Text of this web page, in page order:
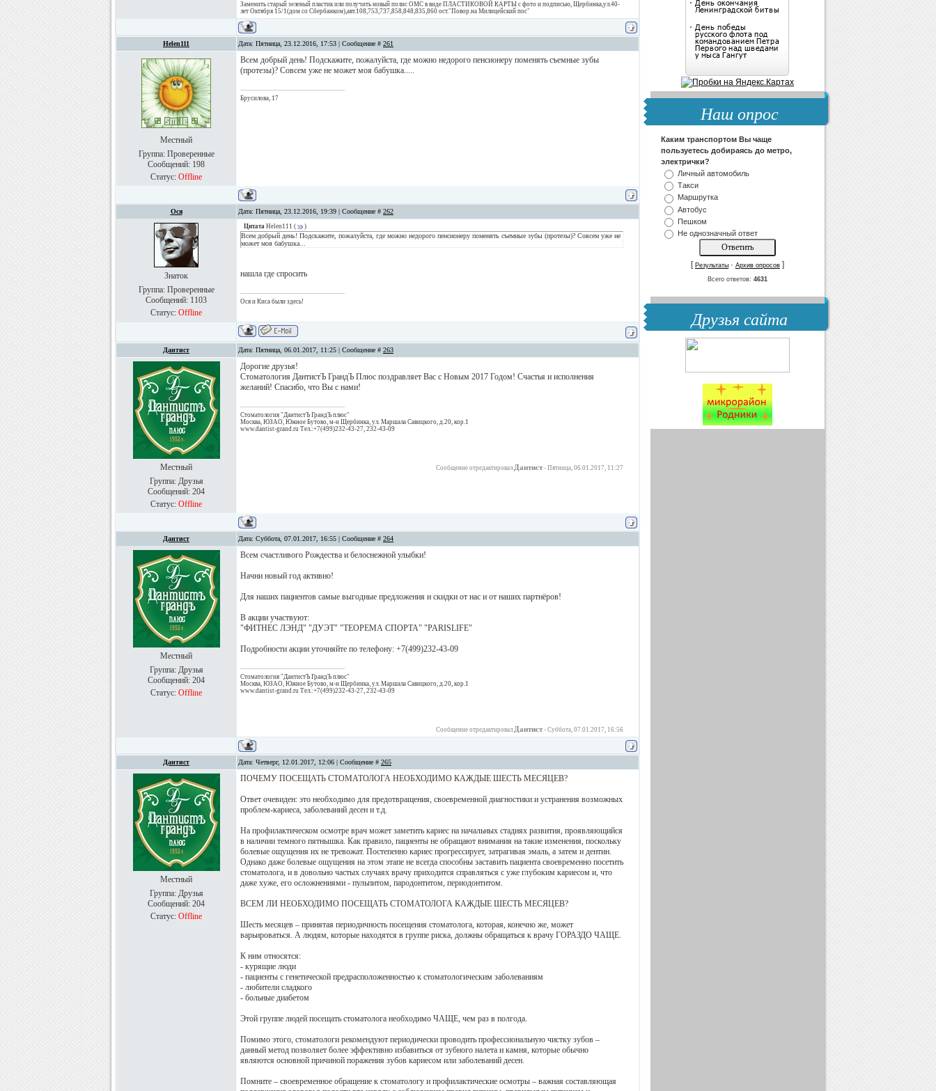
Заменить старый зеленый пластик или получить новый полис ОМС в виде ПЛАСТИКОВОЙ КАРТЫ с фото и подписью, Щербинка,ул.40-
лет Октября 15/1(дом со Сбербанком),авт.108,753,737,858,848,835,860 ост."Повор.на Милицейский пос"
Helen111 Дата: Пятница, 23.12.2016, 17:53 | Сообщение # 261
Местный
Группа: Проверенные
Сообщений: 198
Статус: Offline
Всем добрый день! Подскажите, пожалуйста, где можно недорого пенсионеру поменять съемные зубы
(протезы)? Совсем уже не может моя бабушка.....
Брусилова, 17
Ося Дата: Пятница, 23.12.2016, 19:39 | Сообщение # 262
Знаток
Группа: Проверенные
Сообщений: 1103
Статус: Offline
Цитата Helen111 ( )
Всем добрый день! Подскажите, пожалуйста, где можно недорого пенсионеру поменять съемные зубы (протезы)? Совсем уже не
может моя бабушка...
нашла где спросить
Ося и Киса были здесь!
Дантист Дата: Пятница, 06.01.2017, 11:25 | Сообщение # 263
Местный
Группа: Друзья
Сообщений: 204
Статус: Offline
Дорогие друзья!
Стоматология ДантистЪ ГрандЪ Плюс поздравляет Вас с Новым 2017 Годом! Счастья и исполнения
желаний! Спасибо, что Вы с нами!
Стоматология "ДантистЪ ГрандЪ плюс"
Москва, ЮЗАО, Южное Бутово, м-н Щербинка, ул. Маршала Савицкого, д.20, кор.1
www.dantist-grand.ru Тел.:+7(499)232-43-27, 232-43-09
Сообщение отредактировал Дантист- Пятница, 06.01.2017, 11:27
Дантист Дата: Суббота, 07.01.2017, 16:55 | Сообщение # 264
Местный
Группа: Друзья
Сообщений: 204
Статус: Offline
Всем счастливого Рождества и белоснежной улыбки!
Начни новый год активно!
Для наших пациентов самые выгодные предложения и скидки от нас и от наших партнёров!
В акции участвуют:
"ФИТНЕС ЛЭНД" "ДУЭТ" "ТЕОРЕМА СПОРТА" "PARISLIFE"
Подробности акции уточняйте по телефону: +7(499)232-43-09
Стоматология "ДантистЪ ГрандЪ плюс"
Москва, ЮЗАО, Южное Бутово, м-н Щербинка, ул. Маршала Савицкого, д.20, кор.1
www.dantist-grand.ru Тел.:+7(499)232-43-27, 232-43-09
Сообщение отредактировал Дантист- Суббота, 07.01.2017, 16:56
Дантист Дата: Четверг, 12.01.2017, 12:06 | Сообщение # 265
Местный
Группа: Друзья
Сообщений: 204
Статус: Offline
ПОЧЕМУ ПОСЕЩАТЬ СТОМАТОЛОГА НЕОБХОДИМО КАЖДЫЕ ШЕСТЬ МЕСЯЦЕВ?
Ответ очевиден: это необходимо для предотвращения, своевременной диагностики и устранения возможных
проблем-кариеса, заболеваний десен и т.д.
На профилактическом осмотре врач может заметить кариес на начальных стадиях развития, проявляющийся
в наличии темного пятнышка. Как правило, пациенты не обращают внимания на такие изменения, поскольку
болевые ощущения их не тревожат. Постепенно кариес прогрессирует, затрагивая эмаль, а затем и дентин.
Однако даже болевые ощущения на этом этапе не всегда способны заставить пациента своевременно посетить
стоматолога, и в довольно частых случаях врачу приходится справляться с уже глубоким кариесом и, что
даже хуже, его осложнениями - пульпитом, пародонтитом, периодонтитом.
ВСЕМ ЛИ НЕОБХОДИМО ПОСЕЩАТЬ СТОМАТОЛОГА КАЖДЫЕ ШЕСТЬ МЕСЯЦЕВ?
Шесть месяцев – принятая периодичность посещения стоматолога, которая, конечно же, может
варьироваться. А людям, которые находятся в группе риска, должны обращаться к врачу ГОРАЗДО ЧАЩЕ.
К ним относятся:
- курящие люди
- пациенты с генетической предрасположенностью к стоматологическим заболеваниям
- любители сладкого
- больные диабетом
Этой группе людей посещать стоматолога необходимо ЧАЩЕ, чем раз в полгода.
Помимо этого, стоматологи рекомендуют периодически проводить профессиональную чистку зубов –
данный метод позволяет более эффективно избавиться от зубного налета и камня, которые обычно
являются основной причиной поражения зубов кариесом или заболеваний десен.
Помните – своевременное обращение к стоматологу и профилактические осмотры – важная составляющая
Наш опрос
Каким транспортом Вы чаще
пользуетесь добираясь до метро,
электрички?
Личный автомобиль
Такси
Маршрутка
Автобус
Пешком
Не однозначный ответ
[ Результаты · Архив опросов ]
Всего ответов: 4631
Друзья сайта